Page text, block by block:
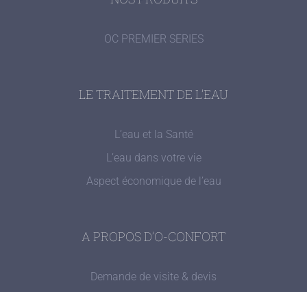
OC PREMIER SERIES
LE TRAITEMENT DE L’EAU
L’eau et la Santé
L’eau dans votre vie
Aspect économique de l’eau
A PROPOS D’O-CONFORT
Demande de visite & devis